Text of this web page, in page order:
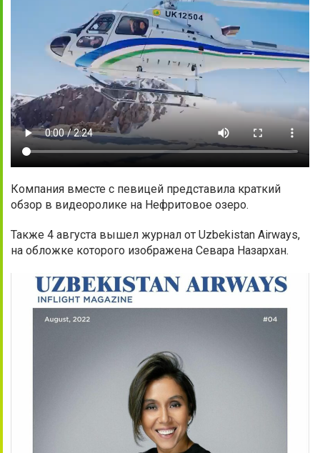
Компания вместе с певицей представила краткий
обзор в видеоролике на Нефритовое озеро.
Также 4 августа вышел журнал от Uzbekistan Airways,
на обложке которого изображена Севара Назархан.